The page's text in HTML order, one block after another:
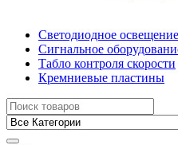
Светодиодное
Сигнальное
Табло контроля скорости
Кремниевые пластины
Найти: